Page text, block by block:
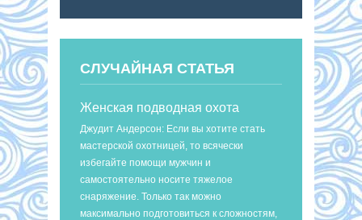
СЛУЧАЙНАЯ СТАТЬЯ
Женская подводная охота
Джудит Андерсон: Если вы хотите стать
мастерской охотницей, то всячески
избегайте помощи мужчин и
самостоятельно носите тяжелое
снаряжение. Только так можно
максимально подготовиться к сложностям,